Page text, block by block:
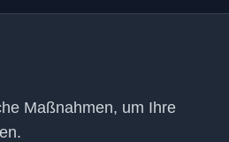
Maßnahmen, um Ihre